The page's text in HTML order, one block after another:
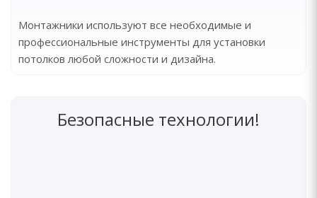
Монтажники используют все необходимые и
профессиональные инструменты для установки
потолков любой сложности и дизайна.
Безопасные технологии!